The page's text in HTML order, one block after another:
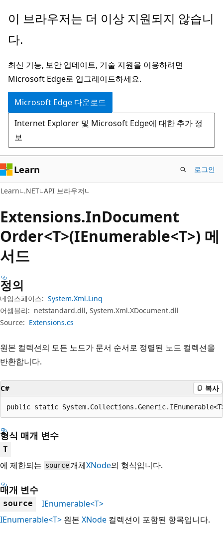
주
콘
츠
로
건
너
뛰
기
페
지
탐
색
으
로
건
너
뛰
기
이 브라우저는 더 이상 지원되지 않습니
다.
최신 기능, 보안 업데이트, 기술 지원을 이용하려면
Microsoft Edge로 업그레이드하세요.
Microsoft Edge 다운로드
Internet Explorer 및 Microsoft Edge에 대한 추가 정
보
Learn 로그인
Learn .NET API 브라우저
Extensions.InDocument
Order<T>(IEnumerable<T>) 메
서드
정의
네임스페이스: System.Xml.Linq
어셈블리: netstandard.dll, System.Xml.XDocument.dll
Source: Extensions.cs
원본 컬렉션의 모든 노드가 문서 순서로 정렬된 노드 컬렉션을
반환합니다.
C# 복사
public static
형식 매개 변수
T
에 제한되는 source 개체XNode의 형식입니다.
매개 변수
source
IEnumerable<T>
IEnumerable<T> 원본 XNode 컬렉션이 포함된 항목입니다.